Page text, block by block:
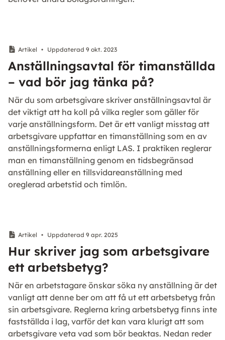
Artikel • Uppdaterad 9 okt. 2023
Anställningsavtal för timanställda
– vad bör jag tänka på?
När du som arbetsgivare skriver anställningsavtal är
det viktigt att ha koll på vilka regler som gäller för
varje anställningsform. Det är ett vanligt misstag att
arbetsgivare uppfattar en timanställning som en av
anställningsformerna enligt LAS. I praktiken reglerar
man en timanställning genom en tidsbegränsad
anställning eller en tillsvidareanställning med
oreglerad arbetstid och timlön.
Artikel • Uppdaterad 9 apr. 2025
Hur skriver jag som arbetsgivare
ett arbetsbetyg?
När en arbetstagare önskar söka ny anställning är det
vanligt att denne ber om att få ut ett arbetsbetyg från
sin arbetsgivare. Reglerna kring arbetsbetyg finns inte
fastställda i lag, varför det kan vara klurigt att som
arbetsgivare veta vad som bör beaktas. Nedan reder